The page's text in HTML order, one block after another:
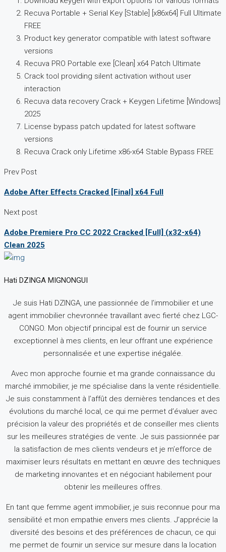
Recuva Portable + Serial Key [Stable] [x86x64] Full Ultimate
FREE
Product key generator compatible with latest software
versions
Recuva PRO Portable exe [Clean] x64 Patch Ultimate
Crack tool providing silent activation without user
interaction
Recuva data recovery Crack + Keygen Lifetime [Windows]
2025
License bypass patch updated for latest software
versions
Recuva Crack only Lifetime x86-x64 Stable Bypass FREE
Prev Post
Adobe After Effects Cracked [Final] x64 Full
Next post
Adobe Premiere Pro CC 2022 Cracked [Full] (x32-x64)
Clean 2025
Hati DZINGA MIGNONGUI
Je suis Hati DZINGA, une passionnée de l’immobilier et une
agent immobilier chevronnée travaillant avec fierté chez LGC-
CONGO. Mon objectif principal est de fournir un service
exceptionnel à mes clients, en leur offrant une expérience
personnalisée et une expertise inégalée.
Avec mon approche fournie et ma grande connaissance du
marché immobilier, je me spécialise dans la vente résidentielle.
Je suis constamment à l’affût des dernières tendances et des
évolutions du marché local, ce qui me permet d’évaluer avec
précision la valeur des propriétés et de conseiller mes clients
sur les meilleures stratégies de vente. Je suis passionnée par
la satisfaction de mes clients vendeurs et je m’efforce de
maximiser leurs résultats en mettant en œuvre des techniques
de marketing innovantes et en négociant habilement pour
obtenir les meilleures offres.
En tant que femme agent immobilier, je suis reconnue pour ma
sensibilité et mon empathie envers mes clients. J’apprécie la
diversité des besoins et des préférences de chacun, ce qui
me permet de fournir un service sur mesure dans la location